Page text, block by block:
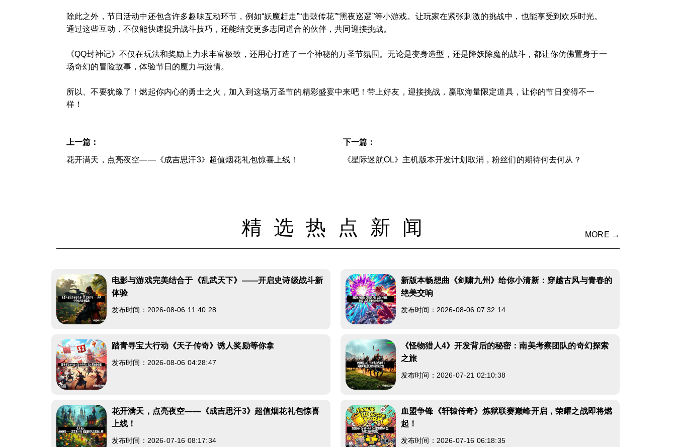
除此之外，节日活动中还包含许多趣味互动环节，例如“妖魔赶走”“击鼓传花”“黑夜巡逻”等小游戏。让玩家在紧张刺激的挑战中，也能享受到欢乐时光。
通过这些互动，不仅能快速提升战斗技巧，还能结交更多志同道合的伙伴，共同迎接挑战。
《QQ封神记》不仅在玩法和奖励上力求丰富极致，还用心打造了一个神秘的万圣节氛围。无论是变身造型，还是降妖除魔的战斗，都让你仿佛置身于一
场奇幻的冒险故事，体验节日的魔力与激情。
所以、不要犹豫了！燃起你内心的勇士之火，加入到这场万圣节的精彩盛宴中来吧！带上好友，迎接挑战，赢取海量限定道具，让你的节日变得不一
样！
上一篇：
花开满天，点亮夜空——《成吉思汗3》超值烟花礼包惊喜上线！
下一篇：
《星际迷航OL》主机版本开发计划取消，粉丝们的期待何去何从？
精选热点新闻 MORE →
电影与游戏完美结合于《乱武天下》——开启史诗级战斗新
体验
发布时间：2026-08-06 11:40:28
新版本畅想曲《剑啸九州》给你小清新：穿越古风与青春的
绝美交响
发布时间：2026-08-06 07:32:14
踏青寻宝大行动《天子传奇》诱人奖励等你拿
发布时间：2026-08-06 04:28:47
《怪物猎人4》开发背后的秘密：南美考察团队的奇幻探索
之旅
发布时间：2026-07-21 02:10:38
花开满天，点亮夜空——《成吉思汗3》超值烟花礼包惊喜
上线！
发布时间：2026-07-16 08:17:34
血盟争锋《轩辕传奇》炼狱联赛巅峰开启，荣耀之战即将燃
起！
发布时间：2026-07-16 06:18:35